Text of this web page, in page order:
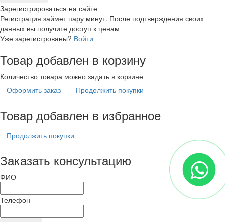
Зарегистрироваться на сайте
Регистрация займет пару минут. После подтверждения своих
данных вы получите доступ к ценам
Уже зарегистрованы? Войти
Товар добавлен в корзину
Количество товара можно задать в корзине
Оформить заказ
Продолжить покупки
Товар добавлен в избранное
Продолжить покупки
Заказать консультацию
ФИО
Телефон